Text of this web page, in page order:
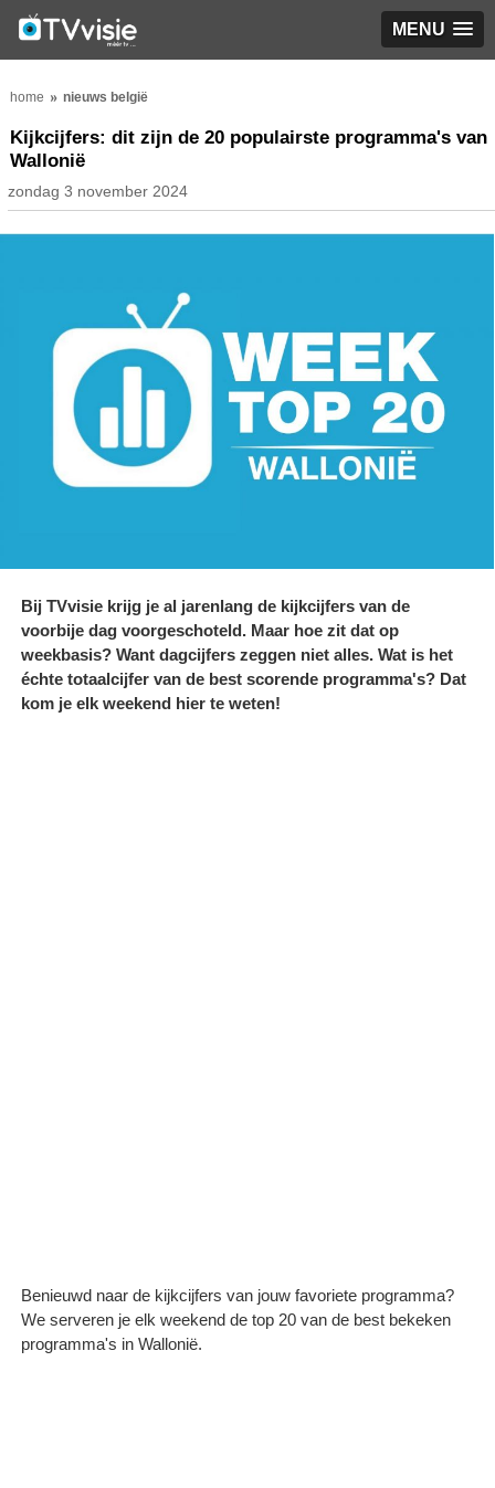
MENU
home nieuws belgië
Kijkcijfers: dit zijn de 20 populairste programma's van
Wallonië
zondag 3 november 2024
Bij TVvisie krijg je al jarenlang de kijkcijfers van de
voorbije dag voorgeschoteld. Maar hoe zit dat op
weekbasis? Want dagcijfers zeggen niet alles. Wat is het
échte totaalcijfer van de best scorende programma's? Dat
kom je elk weekend hier te weten!
Benieuwd naar de kijkcijfers van jouw favoriete programma?
We serveren je elk weekend de top 20 van de best bekeken
programma's in Wallonië.